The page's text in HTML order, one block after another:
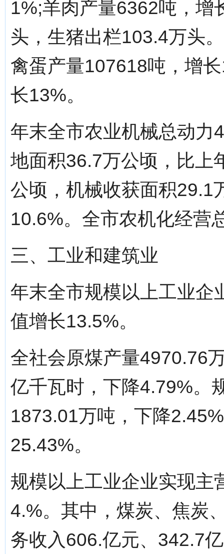
1%;羊肉产量6362吨，增
头，生猪出栏103.4万头
禽蛋产量107618吨，增
长13%。
年末全市农业机械总动力
地面积36.7万公顷，比上
公顷，机械收获面积29.1
10.6%。全市农机化经营
三、工业和建筑业
年末全市规模以上工业企
值增长13.5%。
全社会原煤产量4970.76
亿千瓦时，下降4.79%。
1873.01万吨，下降
25.43%。
规模以上工业企业实现主
4.%。其中，煤炭、焦炭
务收入606.亿元、342.7